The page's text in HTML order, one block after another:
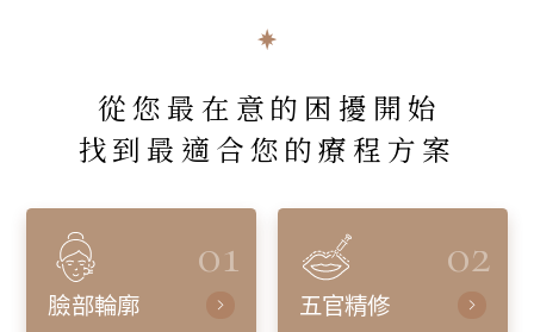
從您最在意的困擾開始
找到最適合您的療程方案
01
臉部輪廓
02
五官精修